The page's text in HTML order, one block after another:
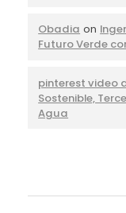
Obadia on
Futuro Verde
pinterest video
Sostenible,
Agua